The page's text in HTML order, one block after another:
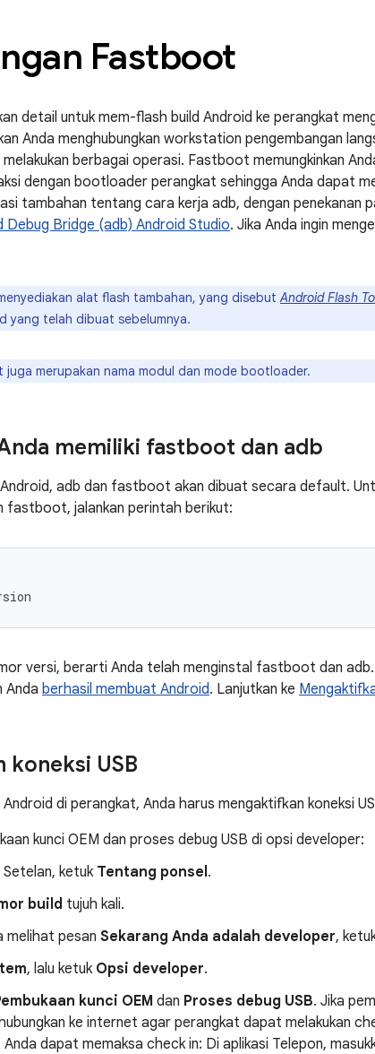
Fastboot
detail untuk mem-flash build Android ke perangkat
Anda menghubungkan workstation pengembangan
melakukan berbagai operasi. Fastboot memungkinkan
dengan bootloader perangkat sehingga Anda dapat
tambahan tentang cara kerja adb, dengan penekanan
Debug Bridge (adb) Android Studio. Jika Anda ingin
alat flash tambahan, yang disebutAndroid Flash
yang telah dibuat sebelumnya.
juga merupakan nama modul dan mode bootloader.
memiliki fastboot dan adb
adb dan fastboot akan dibuat secara default.
fastboot, jalankan perintah berikut:
versi, berarti Anda telah menginstal fastboot dan
Anda berhasil membuat Android. Lanjutkan ke
koneksi USB
Android di perangkat, Anda harus mengaktifkan koneksi
kunci OEM dan proses debug USB di opsi developer:
Setelan, ketuk Tentang ponsel.
build tujuh kali.
melihat pesan Sekarang Anda adalah developer,
, lalu ketuk Opsi developer.
kunci OEM dan Proses debug USB. Jika
ke internet agar perangkat dapat melakukan
dapat memaksa check in: Di aplikasi Telepon,